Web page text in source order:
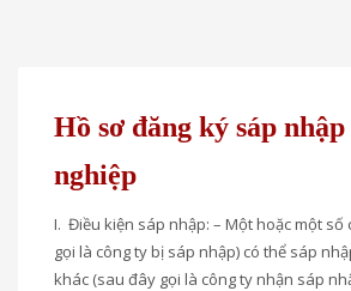
Hồ sơ đăng ký sáp
nghiệp
I. Điều kiện sáp nhập: – Một hoặc một số
gọi là công ty bị sáp nhập) có thể sáp
khác (sau đây gọi là công ty nhận sáp